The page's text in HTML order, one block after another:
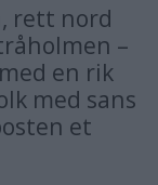
rett nord
–
en rik
med sans
et